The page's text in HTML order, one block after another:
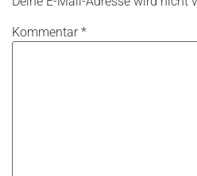
Kommentar*